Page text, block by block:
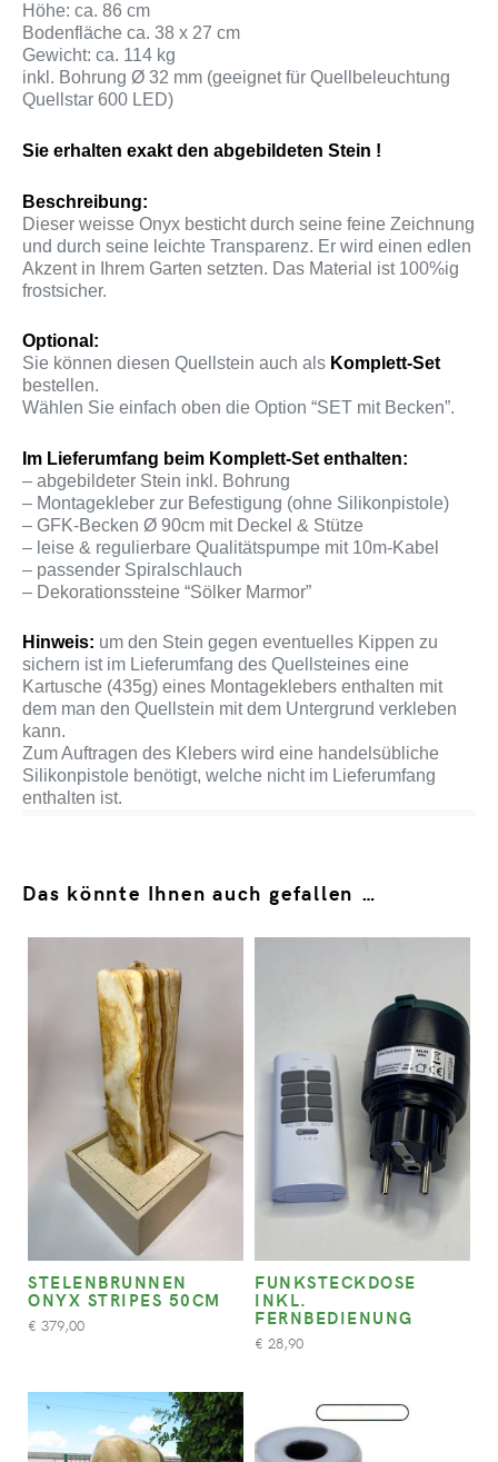
Höhe: ca. 86 cm
Bodenfläche ca. 38 x 27 cm
Gewicht: ca. 114 kg
inkl. Bohrung Ø 32 mm (geeignet für Quellbeleuchtung
Quellstar 600 LED)
Sie erhalten exakt den abgebildeten Stein !
Beschreibung:
Dieser weisse Onyx besticht durch seine feine Zeichnung
und durch seine leichte Transparenz. Er wird einen edlen
Akzent in Ihrem Garten setzten. Das Material ist 100%ig
frostsicher.
Optional:
Sie können diesen Quellstein auch als Komplett-Set
bestellen.
Wählen Sie einfach oben die Option “SET mit Becken”.
Im Lieferumfang beim Komplett-Set enthalten:
– abgebildeter Stein inkl. Bohrung
– Montagekleber zur Befestigung (ohne Silikonpistole)
– GFK-Becken Ø 90cm mit Deckel & Stütze
– leise & regulierbare Qualitätspumpe mit 10m-Kabel
– passender Spiralschlauch
– Dekorationssteine “Sölker Marmor”
Hinweis: um den Stein gegen eventuelles Kippen zu
sichern ist im Lieferumfang des Quellsteines eine
Kartusche (435g) eines Montageklebers enthalten mit
dem man den Quellstein mit dem Untergrund verkleben
kann.
Zum Auftragen des Klebers wird eine handelsübliche
Silikonpistole benötigt, welche nicht im Lieferumfang
enthalten ist.
Das könnte Ihnen auch gefallen …
STELENBRUNNEN
ONYX STRIPES 50CM
€ 379,00
FUNKSTECKDOSE
INKL.
FERNBEDIENUNG
€ 28,90